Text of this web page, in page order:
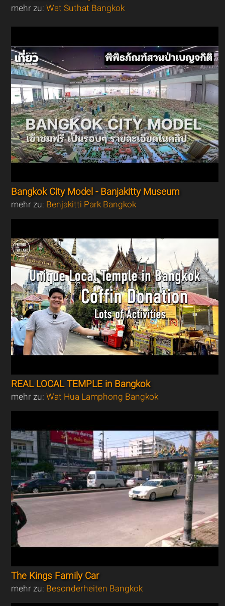
mehr zu:Wat Suthat Bangkok
Bangkok City Model - Banjakitty Museum
mehr zu: Benjakitti Park Bangkok
REAL LOCAL TEMPLE in Bangkok
mehr zu:Wat Hua Lamphong Bangkok
The Kings Family Car
mehr zu: Besonderheiten Bangkok